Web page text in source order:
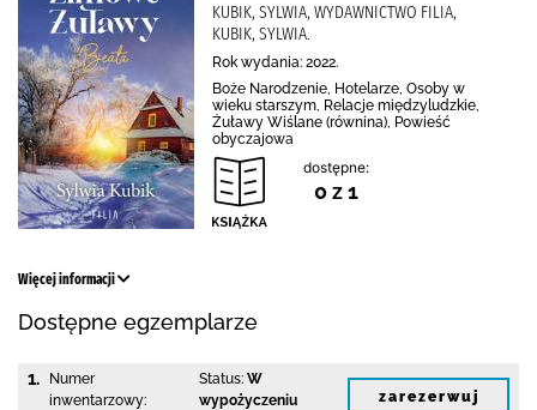
KUBIK, SYLWIA, WYDAWNICTWO FILIA,
KUBIK, SYLWIA.
Rok wydania: 2022.
Boże Narodzenie, Hotelarze, Osoby w
wieku starszym, Relacje międzyludzkie,
Żuławy Wiślane (równina), Powieść
obyczajowa
dostępne:
0 z 1
Więcej informacji
Dostępne egzemplarze
1.
Numer
inwentarzowy:
Status: W
wypożyczeniu
zarezerwuj